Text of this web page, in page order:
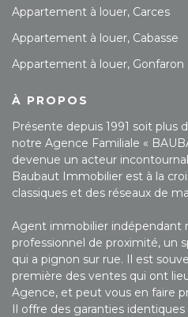
Appartement à louer, Carces
Appartement à louer, Cabasse
Appartement à louer, Gonfaron
À PROPOS
Présente depuis 1991 soit plus
notre Agence Familiale «
devenue un acteur
Baubaut Immobilier est à la
classiques et des réseaux de
Agent immobilier indépendant
professionnel de proximité, un
qui a pignon sur rue. Il est
première des ventes qui ont
Agence, et peut vous en faire
Il offre des garanties